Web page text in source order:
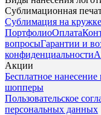
Сублимационная
Сублимация на кружке
ПортфолиоОплата
вопросыГарантии и
конфиденциальности
Акции
Бесплатное
шопперы
Пользовательское
персональных данных